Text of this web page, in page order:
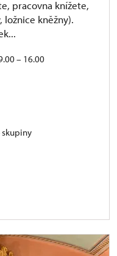
pracovna knížete,
ložnice kněžny).
– 16.00
skupiny